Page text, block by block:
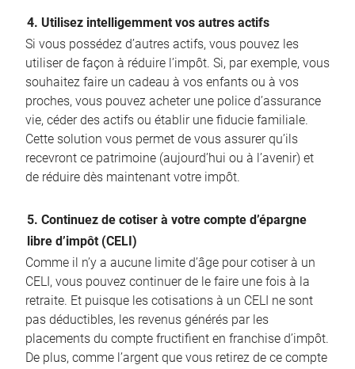
4. Utilisez intelligemment vos autres actifs
Si vous possédez d’autres actifs, vous pouvez les
utiliser de façon à réduire l’impôt. Si, par exemple, vous
souhaitez faire un cadeau à vos enfants ou à vos
proches, vous pouvez acheter une police d’assurance
vie, céder des actifs ou établir une fiducie familiale.
Cette solution vous permet de vous assurer qu’ils
recevront ce patrimoine (aujourd’hui ou à l’avenir) et
de réduire dès maintenant votre impôt.
5. Continuez de cotiser à votre compte d’épargne
libre d’impôt (CELI)
Comme il n’y a aucune limite d’âge pour cotiser à un
CELI, vous pouvez continuer de le faire une fois à la
retraite. Et puisque les cotisations à un CELI ne sont
pas déductibles, les revenus générés par les
placements du compte fructifient en franchise d’impôt.
De plus, comme l’argent que vous retirez de ce compte